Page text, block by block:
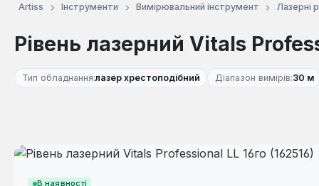
Artiss Інструменти Вимірювальний інструмент Лазерні
Рівень лазерний Vitals
Тип обладнання:лазер хрестоподібний Діапазон вимірів:30 м
В наявності
Пропустити галерею зображень